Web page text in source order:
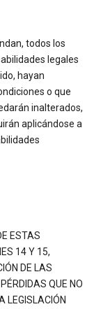
todos los
legales
hayan
o que
inalterados,
aplicándose a
ESTAS
14 Y 15,
DE LAS
QUE NO
LEGISLACIÓN